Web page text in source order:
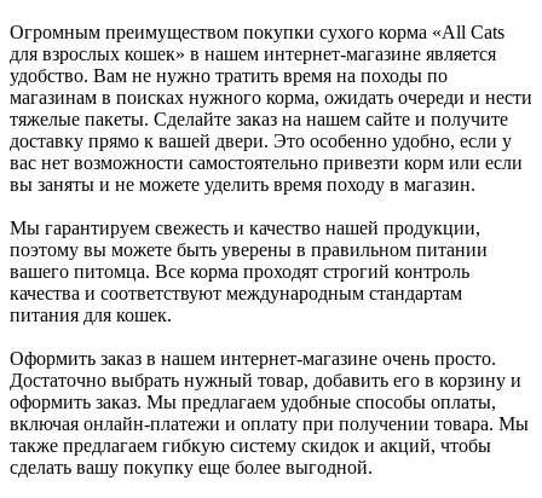
Огромным преимуществом покупки сухого корма «All Cats
для взрослых кошек» в нашем интернет-магазине является
удобство. Вам не нужно тратить время на походы по
магазинам в поисках нужного корма, ожидать очереди и нести
тяжелые пакеты. Сделайте заказ на нашем сайте и получите
доставку прямо к вашей двери. Это особенно удобно, если у
вас нет возможности самостоятельно привезти корм или если
вы заняты и не можете уделить время походу в магазин.
Мы гарантируем свежесть и качество нашей продукции,
поэтому вы можете быть уверены в правильном питании
вашего питомца. Все корма проходят строгий контроль
качества и соответствуют международным стандартам
питания для кошек.
Оформить заказ в нашем интернет-магазине очень просто.
Достаточно выбрать нужный товар, добавить его в корзину и
оформить заказ. Мы предлагаем удобные способы оплаты,
включая онлайн-платежи и оплату при получении товара. Мы
также предлагаем гибкую систему скидок и акций, чтобы
сделать вашу покупку еще более выгодной.